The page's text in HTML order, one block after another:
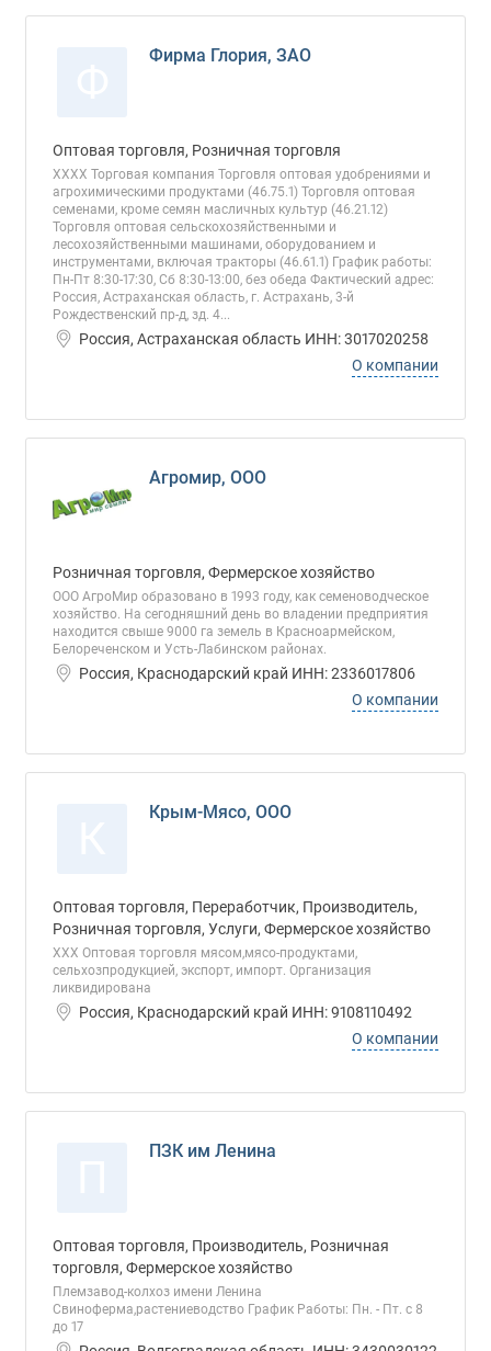
Фирма Глория, ЗАО
Оптовая торговля, Розничная торговля
ХХХХ Торговая компания Торговля оптовая удобрениями и
агрохимическими продуктами (46.75.1) Торговля оптовая
семенами, кроме семян масличных культур (46.21.12)
Торговля оптовая сельскохозяйственными и
лесохозяйственными машинами, оборудованием и
инструментами, включая тракторы (46.61.1) График работы:
Пн-Пт 8:30-17:30, Сб 8:30-13:00, без обеда Фактический адрес:
Россия, Астраханская область, г. Астрахань, 3-й
Рождественский пр-д, зд. 4...
Россия, Астраханская область ИНН: 3017020258
О компании
Агромир, ООО
Розничная торговля, Фермерское хозяйство
ООО АгроМир образовано в 1993 году, как семеноводческое
хозяйство. На сегодняшний день во владении предприятия
находится свыше 9000 га земель в Красноармейском,
Белореченском и Усть-Лабинском районах.
Россия, Краснодарский край ИНН: 2336017806
О компании
Крым-Мясо, ООО
Оптовая торговля, Переработчик, Производитель,
Розничная торговля, Услуги, Фермерское хозяйство
ХХХ Оптовая торговля мясом,мясо-продуктами,
сельхозпродукцией, экспорт, импорт. Организация
ликвидирована
Россия, Краснодарский край ИНН: 9108110492
О компании
ПЗК им Ленина
Оптовая торговля, Производитель, Розничная
торговля, Фермерское хозяйство
Племзавод-колхоз имени Ленина
Свиноферма,растениеводство График Работы: Пн. - Пт. с 8
до 17